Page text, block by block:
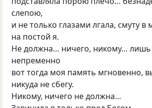
слепою,
и не только глазами лгала, смуту в
на постой я.
Не должна… ничего, никому… лишь
непременно
вот тогда моя память мгновенно,
никуда не сбегу.
Никому, ничего не должна…